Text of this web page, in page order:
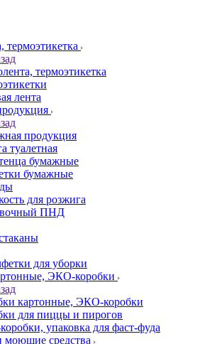
термоэтикетка
термоэтикетка
лента
продукция
туалетная
бумажные
бумажные
для розжига
ПНД
для уборки
ЭКО-коробки
картонные, ЭКО-коробки
для пиццы и пирогов
упаковка для фаст-фуда
моющие средства